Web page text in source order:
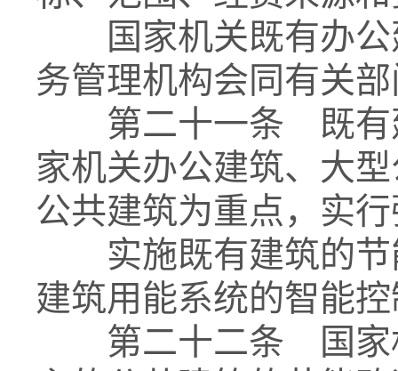
国家机关既有办公
务管理机构会同有关
第二十一条 既有建
家机关办公建筑、大
公共建筑为重点，实
实施既有建筑的节
建筑用能系统的智能
第二十二条 国家机